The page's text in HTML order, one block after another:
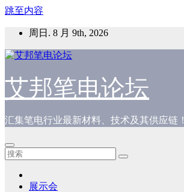
跳至内容
周日. 8 月 9th, 2026
艾邦笔电论坛
汇集笔电行业最新材料、技术及其供应链！
展示会